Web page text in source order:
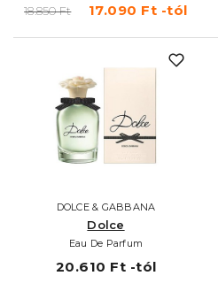
18.850 Ft 17.090 Ft -tól
DOLCE & GABBANA
Dolce
Eau De Parfum
20.610 Ft -tól